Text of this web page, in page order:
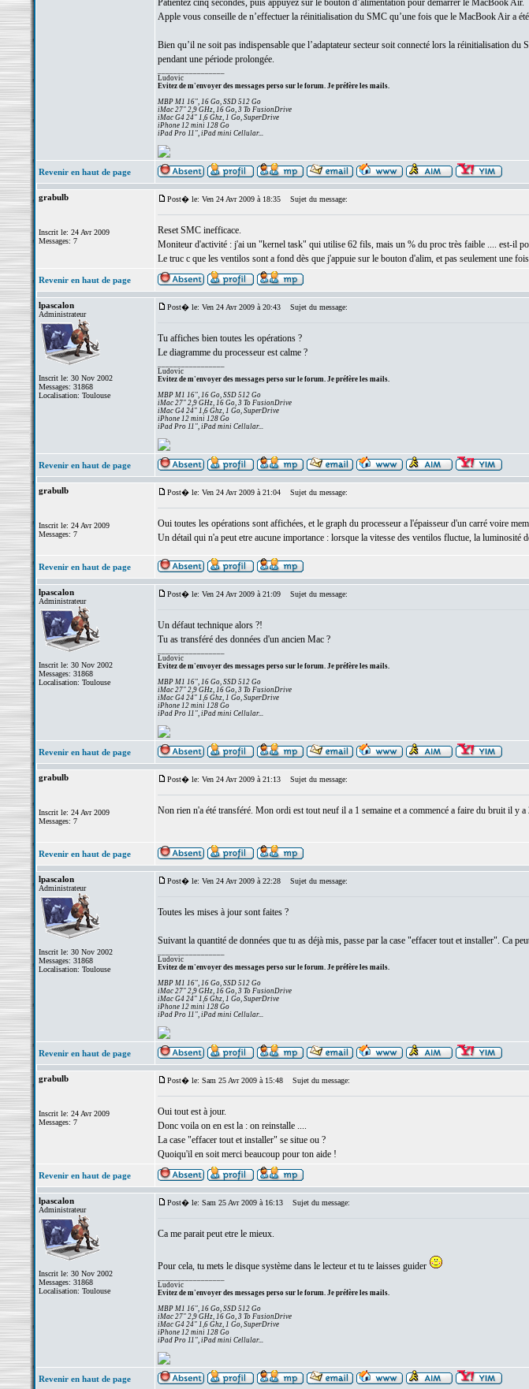
Patientez cinq secondes, puis appuyez sur le bouton d’alimentation pour démarrer le MacBook Air.
Apple vous conseille de n’effectuer la réinitialisation du SMC qu’une fois que le MacBook Air a
Bien qu’il ne soit pas indispensable que l’adaptateur secteur soit connecté lors la réinitialisation
pendant une période prolongée.
Ludovic
Evitez de m'envoyer des messages perso sur le forum. Je préfère les mails.
MBP M1 16", 16 Go, SSD 512 Go
iMac 27" 2,9 GHz, 16 Go, 3 To FusionDrive
iMac G4 24" 1,6 Ghz, 1 Go, SuperDrive
iPhone 12 mini 128 Go
iPad Pro 11", iPad mini Cellular...
Revenir en haut de page
grabulb
Inscrit le: 24 Avr 2009
Messages: 7
Post� le: Ven 24 Avr 2009 à 18:35 Sujet du message:
Reset SMC inefficace.
Moniteur d'activité : j'ai un "kernel task" qui utilise 62 fils, mais un % du proc très faible .... est-il
Le truc c que les ventilos sont a fond dès que j'appuie sur le bouton d'alim, et pas seulement une
Revenir en haut de page
lpascalon
Administrateur
Inscrit le: 30 Nov 2002
Messages: 31868
Localisation: Toulouse
Post� le: Ven 24 Avr 2009 à 20:43 Sujet du message:
Tu affiches bien toutes les opérations ?
Le diagramme du processeur est calme ?
Ludovic
Evitez de m'envoyer des messages perso sur le forum. Je préfère les mails.
MBP M1 16", 16 Go, SSD 512 Go
iMac 27" 2,9 GHz, 16 Go, 3 To FusionDrive
iMac G4 24" 1,6 Ghz, 1 Go, SuperDrive
iPhone 12 mini 128 Go
iPad Pro 11", iPad mini Cellular...
Revenir en haut de page
grabulb
Inscrit le: 24 Avr 2009
Messages: 7
Post� le: Ven 24 Avr 2009 à 21:04 Sujet du message:
Oui toutes les opérations sont affichées, et le graph du processeur a l'épaisseur d'un carré voire
Un détail qui n'a peut etre aucune importance : lorsque la vitesse des ventilos fluctue, la luminosité
Revenir en haut de page
lpascalon
Administrateur
Inscrit le: 30 Nov 2002
Messages: 31868
Localisation: Toulouse
Post� le: Ven 24 Avr 2009 à 21:09 Sujet du message:
Un défaut technique alors ?!
Tu as transféré des données d'un ancien Mac ?
Ludovic
Evitez de m'envoyer des messages perso sur le forum. Je préfère les mails.
MBP M1 16", 16 Go, SSD 512 Go
iMac 27" 2,9 GHz, 16 Go, 3 To FusionDrive
iMac G4 24" 1,6 Ghz, 1 Go, SuperDrive
iPhone 12 mini 128 Go
iPad Pro 11", iPad mini Cellular...
Revenir en haut de page
grabulb
Inscrit le: 24 Avr 2009
Messages: 7
Post� le: Ven 24 Avr 2009 à 21:13 Sujet du message:
Non rien n'a été transféré. Mon ordi est tout neuf il a 1 semaine et a commencé a faire du bruit il y
Revenir en haut de page
lpascalon
Administrateur
Inscrit le: 30 Nov 2002
Messages: 31868
Localisation: Toulouse
Post� le: Ven 24 Avr 2009 à 22:28 Sujet du message:
Toutes les mises à jour sont faites ?
Suivant la quantité de données que tu as déjà mis, passe par la case "effacer tout et installer". Ca
Ludovic
Evitez de m'envoyer des messages perso sur le forum. Je préfère les mails.
MBP M1 16", 16 Go, SSD 512 Go
iMac 27" 2,9 GHz, 16 Go, 3 To FusionDrive
iMac G4 24" 1,6 Ghz, 1 Go, SuperDrive
iPhone 12 mini 128 Go
iPad Pro 11", iPad mini Cellular...
Revenir en haut de page
grabulb
Inscrit le: 24 Avr 2009
Messages: 7
Post� le: Sam 25 Avr 2009 à 15:48 Sujet du message:
Oui tout est à jour.
Donc voila on en est la : on reinstalle ....
La case "effacer tout et installer" se situe ou ?
Quoiqu'il en soit merci beaucoup pour ton aide !
Revenir en haut de page
lpascalon
Administrateur
Inscrit le: 30 Nov 2002
Messages: 31868
Localisation: Toulouse
Post� le: Sam 25 Avr 2009 à 16:13 Sujet du message:
Ca me parait peut etre le mieux.
Pour cela, tu mets le disque système dans le lecteur et tu te laisses guider
Ludovic
Evitez de m'envoyer des messages perso sur le forum. Je préfère les mails.
MBP M1 16", 16 Go, SSD 512 Go
iMac 27" 2,9 GHz, 16 Go, 3 To FusionDrive
iMac G4 24" 1,6 Ghz, 1 Go, SuperDrive
iPhone 12 mini 128 Go
iPad Pro 11", iPad mini Cellular...
Revenir en haut de page